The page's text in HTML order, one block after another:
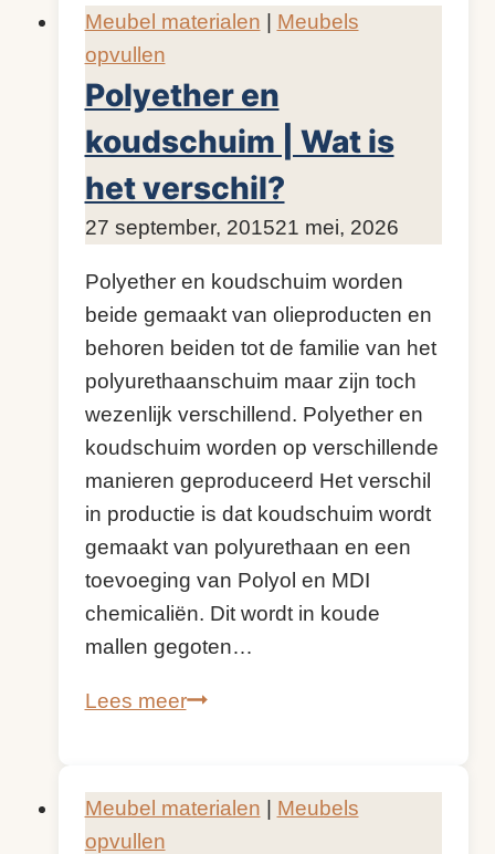
bank
of
een
nieuwe
bankstel
Meubel materialen
Meubels
opvullen
Polyether en
koudschuim | Wat is
het verschil?
DoorKijkopMeubelen.nl
27 september, 201521 mei, 2026
Polyether en koudschuim worden
beide gemaakt van olieproducten en
behoren beiden tot de familie van het
polyurethaanschuim maar zijn toch
wezenlijk verschillend. Polyether en
koudschuim worden op verschillende
manieren geproduceerd Het verschil
in productie is dat koudschuim wordt
gemaakt van polyurethaan en een
toevoeging van Polyol en MDI
chemicaliën. Dit wordt in koude
mallen gegoten…
Lees meerPolyether
|
Meubel materialen
Meubels
opvullen